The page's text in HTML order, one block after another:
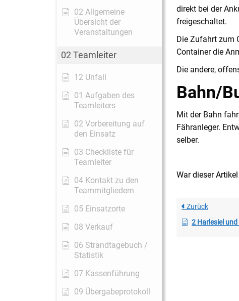
02 Allgemeine
Übersicht der
Veranstaltungen
02 Teamleiter
12 Unfall
01 Aufgaben des
Teamleiters
02 Vorbereitung auf
den Einsatz
03 Checkliste für
Teamleiter
04 Kontakt zu den
Teammitgliedern
05 Einsatzorte
08 Verkauf
06 Strandtagebuch /
Statistik
07 Kassenführung
09 Übergabeprotokoll
direkt bei der
freigeschaltet.
Die Zufahrt zum
Container die
Die andere,
Bahn/
Mit der Bahn
Fähranleger.
selber.
War dieser
Zurück
2 Harlesiel und